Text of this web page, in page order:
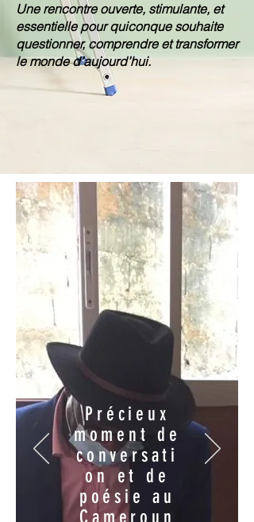
Une rencontre ouverte, stimulante, et
essentielle pour quiconque souhaite
questionner, comprendre et transformer
le monde d’aujourd’hui.
Précieux
moment de
conversati
on et de
poésie au
Cameroun